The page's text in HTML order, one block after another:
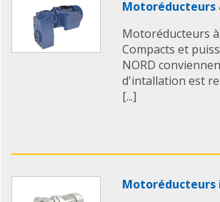
Motoréducteurs
Motoréducteurs à
Compacts et
NORD
d'intallation est
[...]
Motoréducteurs